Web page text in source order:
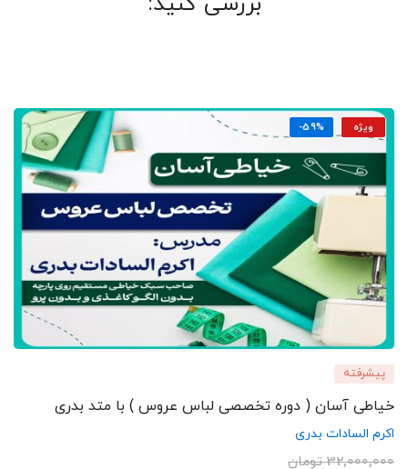
ویژه -59%
پیشرفته
خیاطی آسان ( دوره تخصصی لباس عروس ) با متد بدری
اکرم السادات بدری
32,000,000 تومان